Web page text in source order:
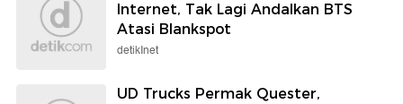
Internet, Tak Lagi Andalkan BTS
Atasi Blankspot
detikInet
UD Trucks Permak Quester,